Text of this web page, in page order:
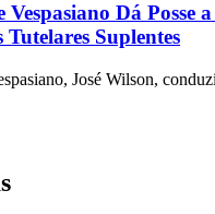
Dá Posse
Tutelares Suplentes
José Wilson,